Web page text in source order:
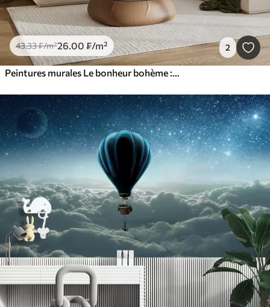
43.33₣/m²26.00 ₣/m² 2
Peintures murales Le bonheur bohème : un paysage serein de montagnes, d'arbres et de soleil